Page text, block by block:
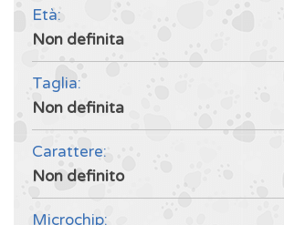
Età:
Non definita
Taglia:
Non definita
Carattere:
Non definito
Microchip: